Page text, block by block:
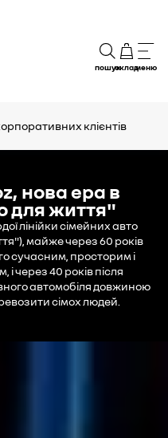
пошукскладменю
клієнтів
нова ера в
для життя"
лінійки сімейних авто
майже через 60 років
сучасним, просторим і
через 40 років після
автомобіля довжиною
сімох людей.